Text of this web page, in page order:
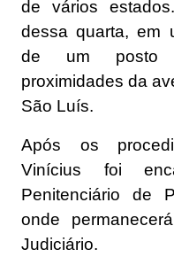
de vários
dessa quarta, em
de um posto
proximidades da
São Luís.
Após os
Vinícius foi
Penitenciário de
onde
Judiciário.